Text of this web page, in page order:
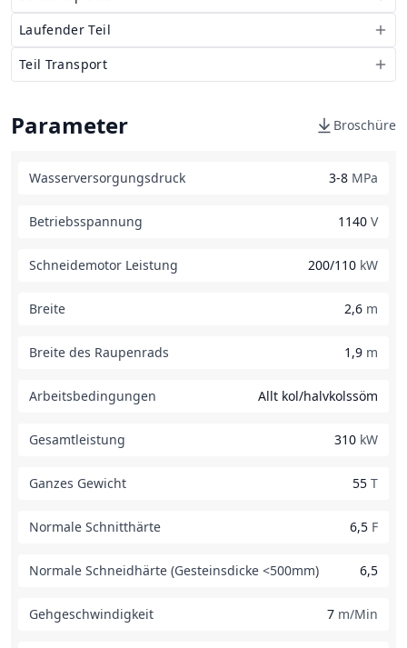
Laufender Teil
Teil Transport
Parameter Broschüre
Wasserversorgungsdruck 3-8 MPa
Betriebsspannung 1140 V
Schneidemotor Leistung 200/110 kW
Breite 2,6 m
Breite des Raupenrads 1,9 m
Arbeitsbedingungen Allt kol/halvkolssöm
Gesamtleistung 310 kW
Ganzes Gewicht 55 T
Normale Schnitthärte 6,5 F
Normale Schneidhärte (Gesteinsdicke <500mm) 6,5
Gehgeschwindigkeit 7 m/Min